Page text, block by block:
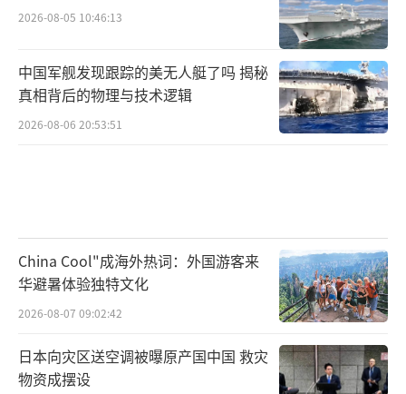
2026-08-05 10:46:13
中国军舰发现跟踪的美无人艇了吗 揭秘
真相背后的物理与技术逻辑
2026-08-06 20:53:51
China Cool"成海外热词：外国游客来
华避暑体验独特文化
2026-08-07 09:02:42
日本向灾区送空调被曝原产国中国 救灾
物资成摆设